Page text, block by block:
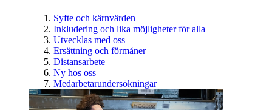
Syfte och kärnvärden
Inkludering och lika möjligheter för alla
Utvecklas med oss
Ersättning och förmåner
Distansarbete
Ny hos oss
Medarbetarundersökningar